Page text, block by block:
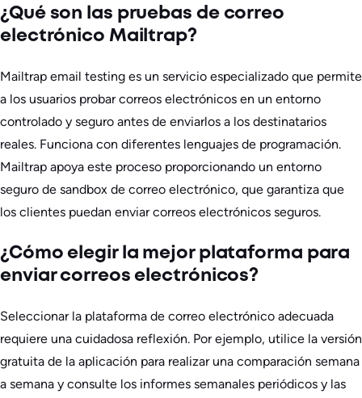
¿Qué son las pruebas de correo
electrónico Mailtrap?
Mailtrap email testing es un servicio especializado que permite
a los usuarios probar correos electrónicos en un entorno
controlado y seguro antes de enviarlos a los destinatarios
reales. Funciona con diferentes lenguajes de programación.
Mailtrap apoya este proceso proporcionando un entorno
seguro de sandbox de correo electrónico, que garantiza que
los clientes puedan enviar correos electrónicos seguros.
¿Cómo elegir la mejor plataforma para
enviar correos electrónicos?
Seleccionar la plataforma de correo electrónico adecuada
requiere una cuidadosa reflexión. Por ejemplo, utilice la versión
gratuita de la aplicación para realizar una comparación semana
a semana y consulte los informes semanales periódicos y las